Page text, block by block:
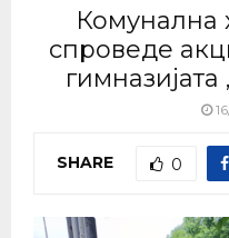
Комунална
спроведе
SHARE 0